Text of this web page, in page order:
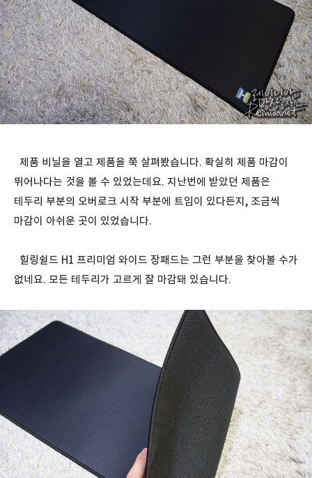
제품 비닐을 열고 제품을 쭉 살펴봤습니다. 확실히 제품 마감이
뛰어나다는 것을 볼 수 있었는데요. 지난번에 받았던 제품은
테두리 부분의 오버로크 시작 부분에 트임이 있다든지, 조금씩
마감이 아쉬운 곳이 있었습니다.
힐링쉴드 H1 프리미엄 와이드 장패드는 그런 부분을 찾아볼 수가
없네요. 모든 테두리가 고르게 잘 마감돼 있습니다.